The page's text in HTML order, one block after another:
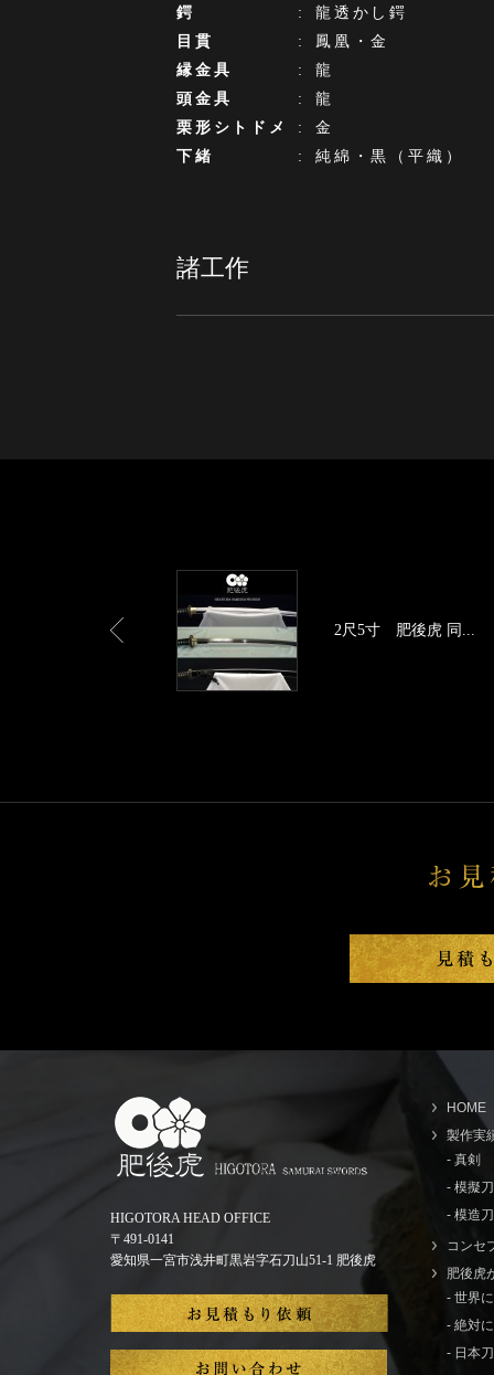
鍔 :
龍透かし鍔
目貫
:
鳳凰・金
縁金具
:
龍
頭金具
:
龍
栗形シトドメ
:
金
下緒
: 純綿・黒（平織）
諸工作
2尺5寸 肥後虎 同...
HIGOTORA HEAD OFFICE
〒491-0141
愛知県一宮市浅井町黒岩字石刀山51-1 肥後虎
HOME
製作実
- 真剣
- 模擬
- 模造刀
コンセ
肥後虎
- 世界
- 絶対
- 日本